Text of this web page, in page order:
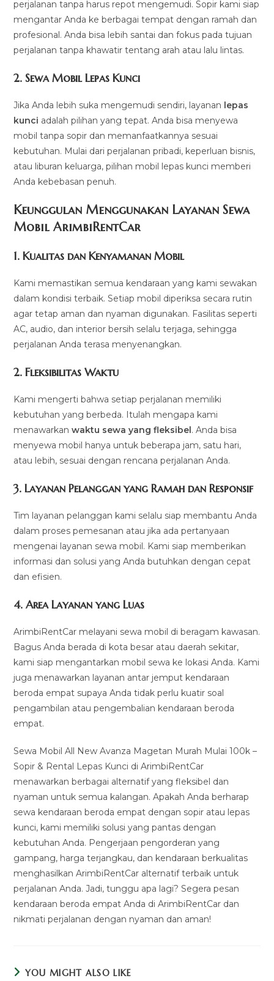
perjalanan tanpa harus repot mengemudi. Sopir kami siap
mengantar Anda ke berbagai tempat dengan ramah dan
profesional. Anda bisa lebih santai dan fokus pada tujuan
perjalanan tanpa khawatir tentang arah atau lalu lintas.
2.Sewa Mobil Lepas Kunci
Jika Anda lebih suka mengemudi sendiri, layanan lepas
kunci adalah pilihan yang tepat. Anda bisa menyewa
mobil tanpa sopir dan memanfaatkannya sesuai
kebutuhan. Mulai dari perjalanan pribadi, keperluan bisnis,
atau liburan keluarga, pilihan mobil lepas kunci memberi
Anda kebebasan penuh.
Keunggulan Menggunakan Layanan Sewa
Mobil ArimbiRentCar
1.Kualitas dan Kenyamanan Mobil
Kami memastikan semua kendaraan yang kami sewakan
dalam kondisi terbaik. Setiap mobil diperiksa secara rutin
agar tetap aman dan nyaman digunakan. Fasilitas seperti
AC, audio, dan interior bersih selalu terjaga, sehingga
perjalanan Anda terasa menyenangkan.
2.Fleksibilitas Waktu
Kami mengerti bahwa setiap perjalanan memiliki
kebutuhan yang berbeda. Itulah mengapa kami
menawarkanwaktu sewa yang fleksibel. Anda bisa
menyewa mobil hanya untuk beberapa jam, satu hari,
atau lebih, sesuai dengan rencana perjalanan Anda.
3.Layanan Pelanggan yang Ramah dan Responsif
Tim layanan pelanggan kami selalu siap membantu Anda
dalam proses pemesanan atau jika ada pertanyaan
mengenai layanan sewa mobil. Kami siap memberikan
informasi dan solusi yang Anda butuhkan dengan cepat
dan efisien.
4.Area Layanan yang Luas
ArimbiRentCar melayani sewa mobil di beragam kawasan.
Bagus Anda berada di kota besar atau daerah sekitar,
kami siap mengantarkan mobil sewa ke lokasi Anda. Kami
juga menawarkan layanan antar jemput kendaraan
beroda empat supaya Anda tidak perlu kuatir soal
pengambilan atau pengembalian kendaraan beroda
empat.
Sewa Mobil All New Avanza Magetan Murah Mulai 100k –
Sopir & Rental Lepas Kunci di ArimbiRentCar
menawarkan berbagai alternatif yang fleksibel dan
nyaman untuk semua kalangan. Apakah Anda berharap
sewa kendaraan beroda empat dengan sopir atau lepas
kunci, kami memiliki solusi yang pantas dengan
kebutuhan Anda. Pengerjaan pengorderan yang
gampang, harga terjangkau, dan kendaraan berkualitas
menghasilkan ArimbiRentCar alternatif terbaik untuk
perjalanan Anda. Jadi, tunggu apa lagi? Segera pesan
kendaraan beroda empat Anda di ArimbiRentCar dan
nikmati perjalanan dengan nyaman dan aman!
YOU MIGHT ALSO LIKE